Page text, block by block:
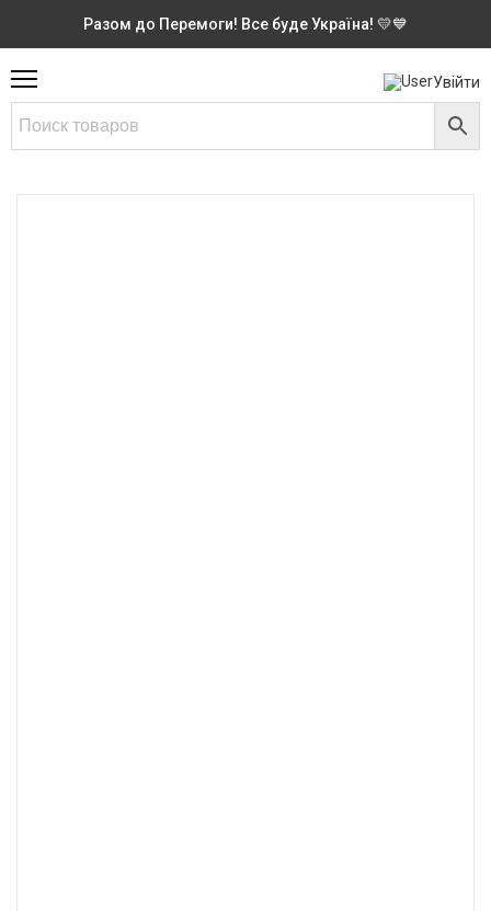
Разом до Перемоги! Все буде Україна! 💛💙
Увійти